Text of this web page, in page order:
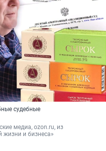
судебные
медиа, ozon.ru, из
и бизнеса»